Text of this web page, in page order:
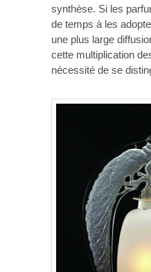
synthèse. Si les
de temps à les
une plus large
cette multiplication
nécessité de se